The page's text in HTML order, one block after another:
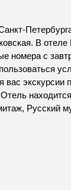
В
номера с
экскурсии
Русский